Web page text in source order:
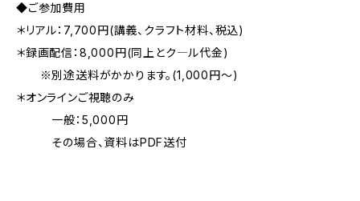
◆ご参加費用
＊リアル：7,700円(講義、クラフト材料、税込)
＊録画配信：8,000円(同上とク―ル代金)
※別途送料がかかります。(1,000円～)
＊オンラインご視聴のみ
一般：5,000円
その場合、資料はPDF送付